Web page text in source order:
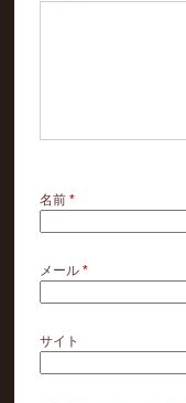
名前*
メール*
サイト